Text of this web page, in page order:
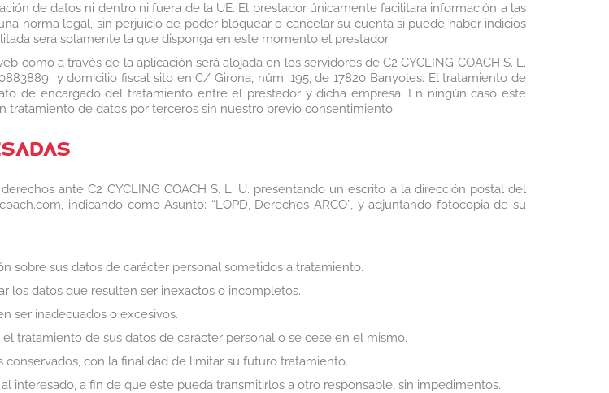
de datos ni dentro ni fuera de la UE. El prestador únicamente facilitará información a las
norma legal, sin perjuicio de poder bloquear o cancelar su cuenta si puede haber indicios
será solamente la que disponga en este momento el prestador.
como a través de la aplicación será alojada en los servidores de C2 CYCLING COACH S. L.
y domicilio fiscal sito en C/ Girona, núm. 195, de 17820 Banyoles. El tratamiento de
de encargado del tratamiento entre el prestador y dicha empresa. En ningún caso este
de datos por terceros sin nuestro previo consentimiento.
ante C2 CYCLING COACH S. L. U. presentando un escrito a la dirección postal del
indicando como Asunto: “LOPD, Derechos ARCO”, y adjuntando fotocopia de su
sobre sus datos de carácter personal sometidos a tratamiento.
los datos que resulten ser inexactos o incompletos.
ser inadecuados o excesivos.
tratamiento de sus datos de carácter personal o se cese en el mismo.
con la finalidad de limitar su futuro tratamiento.
interesado, a fin de que éste pueda transmitirlos a otro responsable, sin impedimentos.